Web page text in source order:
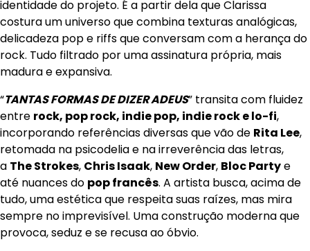
identidade do projeto. É a partir dela que Clarissa
costura um universo que combina texturas analógicas,
delicadeza pop e riffs que conversam com a herança do
rock. Tudo filtrado por uma assinatura própria, mais
madura e expansiva.
“TANTAS FORMAS DE DIZER ADEUS” transita com fluidez
entre rock, pop rock, indie pop, indie rock e lo-fi,
incorporando referências diversas que vão de Rita Lee,
retomada na psicodelia e na irreverência das letras,
a The Strokes, Chris Isaak, New Order, Bloc Partye
até nuances do pop francês. A artista busca, acima de
tudo, uma estética que respeita suas raízes, mas mira
sempre no imprevisível. Uma construção moderna que
provoca, seduz e se recusa ao óbvio.